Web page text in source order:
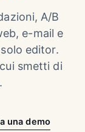
A/B
e-mail e
editor.
smetti di
una demo